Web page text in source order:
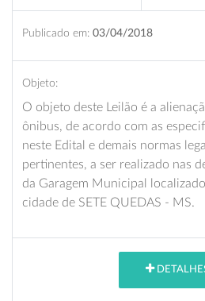
Publicado em: 03/04/2018
Objeto:
O objeto deste Leilão é a
ônibus, de acordo com as
neste Edital e demais normas
pertinentes, a ser realizado nas
da Garagem Municipal
cidade de SETE QUEDAS - MS.